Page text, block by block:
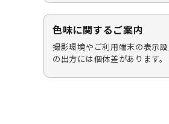
色味に関するご案内
撮影環境やご利用端末の表示
の出方には個体差があります。